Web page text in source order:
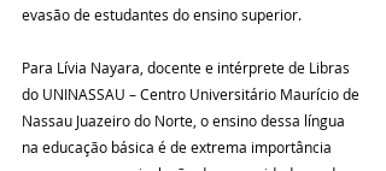
evasão de estudantes do ensino superior.
Para Lívia Nayara, docente e intérprete de Libras
do UNINASSAU – Centro Universitário Maurício de
Nassau Juazeiro do Norte, o ensino dessa língua
na educação básica é de extrema importância